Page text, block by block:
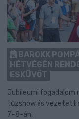
BAROKK
HÉTVÉGÉN
ESKÜVŐT
Jubileumi fogadalom
tűzshow és vezetett
7–8-án.